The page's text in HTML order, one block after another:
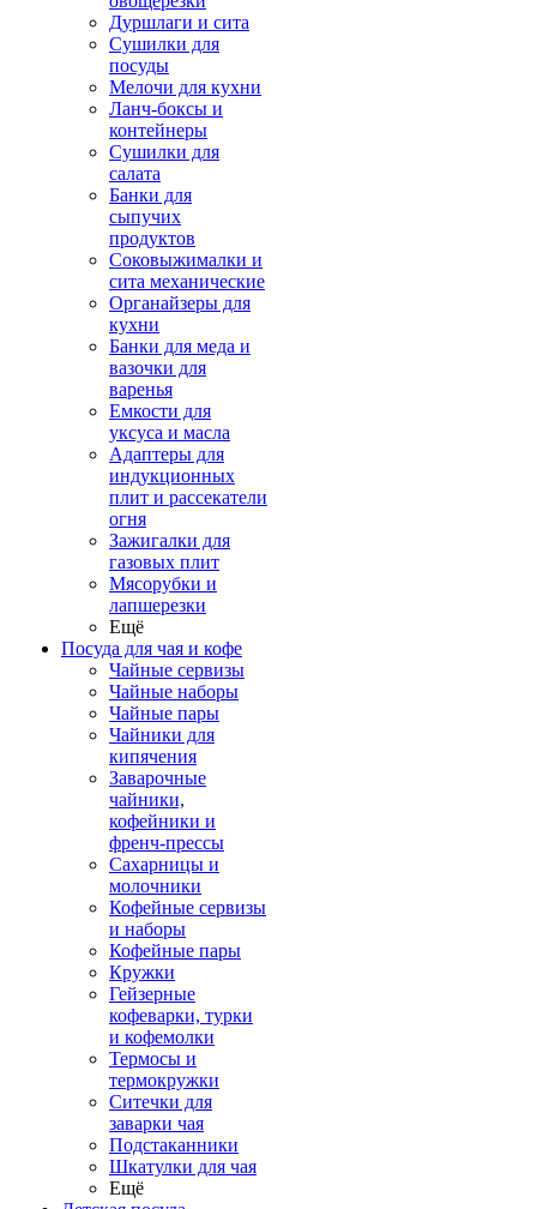
Дуршлаги и сита
Сушилки для
посуды
Мелочи для кухни
Ланч-боксы и
контейнеры
Сушилки для
салата
Банки для
сыпучих
продуктов
Соковыжималки и
сита механические
Органайзеры для
кухни
Банки для меда и
вазочки для
варенья
Емкости для
уксуса и масла
Адаптеры для
индукционных
плит и рассекатели
огня
Зажигалки для
газовых плит
Мясорубки и
лапшерезки
Ещё
Посуда для чая и кофе
Чайные сервизы
Чайные наборы
Чайные пары
Чайники для
кипячения
Заварочные
чайники,
кофейники и
френч-прессы
Сахарницы и
молочники
Кофейные сервизы
и наборы
Кофейные пары
Кружки
Гейзерные
кофеварки, турки
и кофемолки
Термосы и
термокружки
Ситечки для
заварки чая
Подстаканники
Шкатулки для чая
Ещё